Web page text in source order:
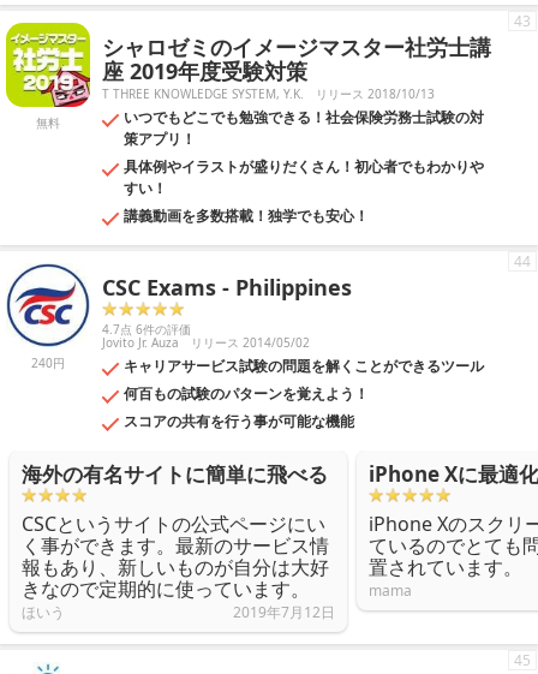
無料
シャロゼミのイメージマスター社労士講
座 2019年度受験対策
T THREE KNOWLEDGE SYSTEM, Y.K. リリース 2018/10/13
いつでもどこでも勉強できる！社会保険労務士試験の対
策アプリ！
具体例やイラストが盛りだくさん！初心者でもわかりや
すい！
講義動画を多数搭載！独学でも安心！
43
240円
CSC Exams - Philippines
4.7点 6件の評価
Jovito Jr. Auza リリース 2014/05/02
キャリアサービス試験の問題を解くことができるツール
何百もの試験のパターンを覚えよう！
スコアの共有を行う事が可能な機能
44
海外の有名サイトに簡単に飛べる
CSCというサイトの公式ページにい
く事ができます。最新のサービス情
報もあり、新しいものが自分は大好
きなので定期的に使っています。
ほいう 2019年7月12日
iPhone Xに最適
iPhone Xのスクリ
ているのでとても
置されています。
mama
45